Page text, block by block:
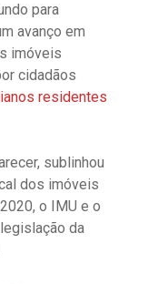
para
avanço em
imóveis
cidadãos
residentes
sublinhou
dos imóveis
o IMU e o
da